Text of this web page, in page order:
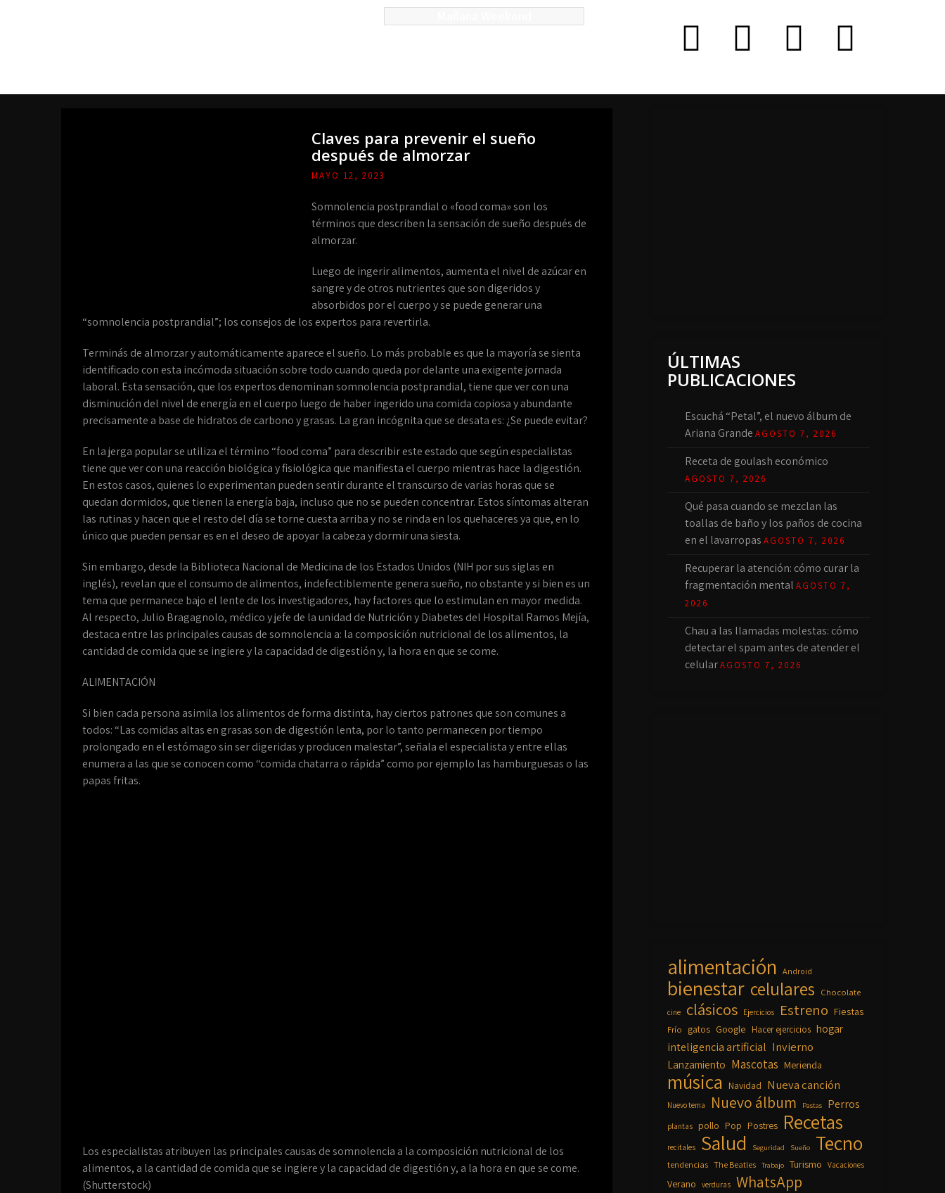
Claves para prevenir el sueño
después de almorzar
MAYO 12, 2023
Somnolencia postprandial o «food coma» son los
términos que describen la sensación de sueño después de
almorzar.
Luego de ingerir alimentos, aumenta el nivel de azúcar en
sangre y de otros nutrientes que son digeridos y
absorbidos por el cuerpo y se puede generar una
“somnolencia postprandial”; los consejos de los expertos para revertirla.
Terminás de almorzar y automáticamente aparece el sueño. Lo más probable es que la mayoría se sienta
identificado con esta incómoda situación sobre todo cuando queda por delante una exigente jornada
laboral. Esta sensación, que los expertos denominan somnolencia postprandial, tiene que ver con una
disminución del nivel de energía en el cuerpo luego de haber ingerido una comida copiosa y abundante
precisamente a base de hidratos de carbono y grasas. La gran incógnita que se desata es: ¿Se puede evitar?
En la jerga popular se utiliza el término “food coma” para describir este estado que según especialistas
tiene que ver con una reacción biológica y fisiológica que manifiesta el cuerpo mientras hace la digestión.
En estos casos, quienes lo experimentan pueden sentir durante el transcurso de varias horas que se
quedan dormidos, que tienen la energía baja, incluso que no se pueden concentrar. Estos síntomas alteran
las rutinas y hacen que el resto del día se torne cuesta arriba y no se rinda en los quehaceres ya que, en lo
único que pueden pensar es en el deseo de apoyar la cabeza y dormir una siesta.
Sin embargo, desde la Biblioteca Nacional de Medicina de los Estados Unidos (NIH por sus siglas en
inglés), revelan que el consumo de alimentos, indefectiblemente genera sueño, no obstante y si bien es un
tema que permanece bajo el lente de los investigadores, hay factores que lo estimulan en mayor medida.
Al respecto, Julio Bragagnolo, médico y jefe de la unidad de Nutrición y Diabetes del Hospital Ramos Mejía,
destaca entre las principales causas de somnolencia a: la composición nutricional de los alimentos, la
cantidad de comida que se ingiere y la capacidad de digestión y, la hora en que se come.
ALIMENTACIÓN
Si bien cada persona asimila los alimentos de forma distinta, hay ciertos patrones que son comunes a
todos: “Las comidas altas en grasas son de digestión lenta, por lo tanto permanecen por tiempo
prolongado en el estómago sin ser digeridas y producen malestar”, señala el especialista y entre ellas
enumera a las que se conocen como “comida chatarra o rápida” como por ejemplo las hamburguesas o las
papas fritas.
Los especialistas atribuyen las principales causas de somnolencia a la composición nutricional de los
alimentos, a la cantidad de comida que se ingiere y la capacidad de digestión y, a la hora en que se come.
(Shutterstock)
ÚLTIMAS
PUBLICACIONES
Escuchá “Petal”, el nuevo álbum de
Ariana Grande AGOSTO 7, 2026
Receta de goulash económico
AGOSTO 7, 2026
Qué pasa cuando se mezclan las
toallas de baño y los paños de cocina
en el lavarropas AGOSTO 7, 2026
Recuperar la atención: cómo curar la
fragmentación mental AGOSTO 7,
2026
Chau a las llamadas molestas: cómo
detectar el spam antes de atender el
celular AGOSTO 7, 2026
alimentación Android
bienestar celulares Chocolate
cine clásicos Ejercicios Estreno Fiestas
Frío gatos Google Hacer ejercicios hogar
inteligencia artificial Invierno
Lanzamiento Mascotas Merienda
música Navidad Nueva canción
Nuevo tema Nuevo álbum Pastas Perros
plantas pollo Pop Postres Recetas
recitales Salud Seguridad Sueño Tecno
tendencias The Beatles Trabajo Turismo Vacaciones
Verano verduras WhatsApp